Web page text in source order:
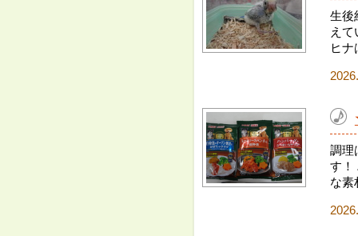
生後
えて
ヒ
調理
す！
な素